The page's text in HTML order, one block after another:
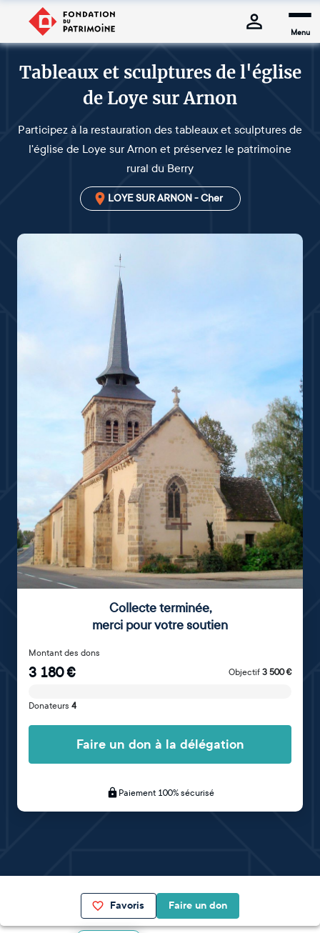
Menu
Tableaux et sculptures de l'église
de Loye sur Arnon
Participez à la restauration des tableaux et sculptures de
l'église de Loye sur Arnon et préservez le patrimoine
rural du Berry
LOYE SUR ARNON - Cher
Collecte terminée,
merci pour votre soutien
Montant des dons
3 180€ Objectif 3 500€
Donateurs 4
Faire un don à la délégation
Paiement 100% sécurisé
Favoris Faire un don